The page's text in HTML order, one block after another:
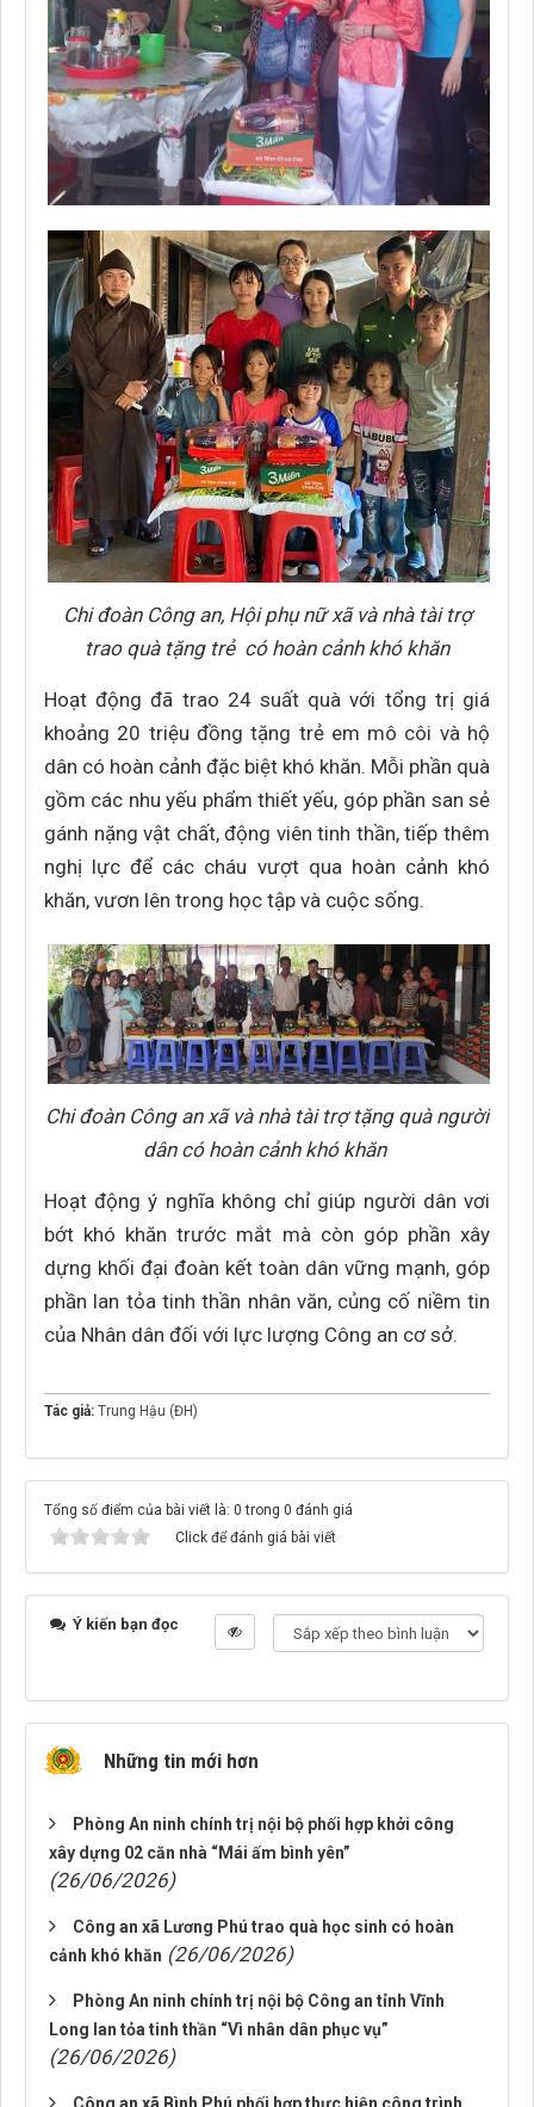
Chi đoàn Công an, Hội phụ nữ xã và nhà tài trợ
trao quà tặng trẻ có hoàn cảnh khó khăn
Hoạt động đã trao 24 suất quà với tổng trị giá
khoảng 20 triệu đồng tặng trẻ em mô côi và hộ
dân có hoàn cảnh đặc biệt khó khăn. Mỗi phần quà
gồm các nhu yếu phẩm thiết yếu, góp phần san sẻ
gánh nặng vật chất, động viên tinh thần, tiếp thêm
nghị lực để các cháu vượt qua hoàn cảnh khó
khăn, vươn lên trong học tập và cuộc sống.
Chi đoàn Công an xã và nhà tài trợ tặng quà người
dân có hoàn cảnh khó khăn
Hoạt động ý nghĩa không chỉ giúp người dân vơi
bớt khó khăn trước mắt mà còn góp phần xây
dựng khối đại đoàn kết toàn dân vững mạnh, góp
phần lan tỏa tinh thần nhân văn, củng cố niềm tin
của Nhân dân đối với lực lượng Công an cơ sở.
Tác giả: Trung Hậu (ĐH)
Tổng số điểm của bài viết là: 0 trong 0 đánh giá
Click để đánh giá bài viết
Ý kiến bạn đọc
Những tin mới hơn
Phòng An ninh chính trị nội bộ phối hợp khởi công
xây dựng 02 căn nhà “Mái ấm bình yên”
(26/06/2026)
Công an xã Lương Phú trao quà học sinh có hoàn
cảnh khó khăn (26/06/2026)
Phòng An ninh chính trị nội bộ Công an tỉnh Vĩnh
Long lan tỏa tinh thần “Vì nhân dân phục vụ”
(26/06/2026)